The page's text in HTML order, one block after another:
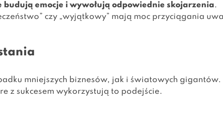
budują emocje i wywołują odpowiednie skojarzenia.
czy „wyjątkowy” mają moc przyciągania
mniejszych biznesów, jak i światowych gigantów.
z sukcesem wykorzystują to podejście.